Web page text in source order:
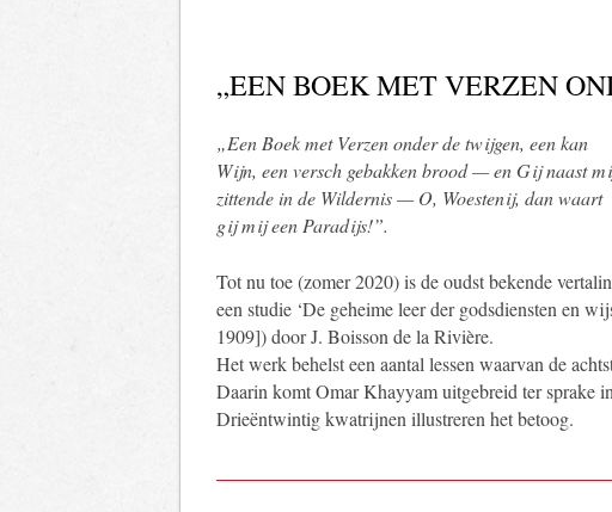
„EEN BOEK MET VERZEN
„Een Boek met Verzen onder de twijgen, een kan
Wijn, een versch gebakken brood — en Gij naast
zittende in de Wildernis — O, Woestenij, dan waart
gij mij een Paradijs!”.
Tot nu toe (zomer 2020) is de oudst bekende
een studie ‘De geheime leer der godsdiensten en
1909]) door J. Boisson de la Rivière.
Het werk behelst een aantal lessen waarvan de
Daarin komt Omar Khayyam uitgebreid ter sprake
Drieëntwintig kwatrijnen illustreren het betoog.